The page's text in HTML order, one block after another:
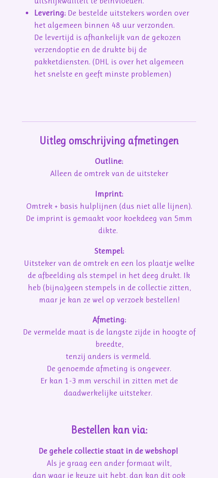
Levering:De bestelde uitstekers worden over
het algemeen binnen 48 uur verzonden.
De levertijd is afhankelijk van de gekozen
verzendoptie en de drukte bij de
pakketdiensten. (DHL is over het algemeen
het snelste en geeft minste problemen)
Uitleg omschrijving afmetingen
Outline:
Alleen de omtrek van de uitsteker
Imprint:
Omtrek + basis hulplijnen (dus niet alle lijnen).
De imprint is gemaakt voor koekdeeg van 5mm
dikte.
Stempel:
Uitsteker van de omtrek en een los plaatje welke
de afbeelding als stempel in het deeg drukt. Ik
heb (bijna)geen stempels in de collectie zitten,
maar je kan ze wel op verzoek bestellen!
Afmeting:
De vermelde maat is de langste zijde in hoogte of
breedte,
tenzij anders is vermeld.
De genoemde afmeting is ongeveer.
Er kan 1-3 mm verschil in zitten met de
daadwerkelijke uitsteker.
Bestellen kan via:
De gehele collectie staat in de webshop!
Als je graag een ander formaat wilt,
dan waar je keuze uit hebt, dan kan dit ook